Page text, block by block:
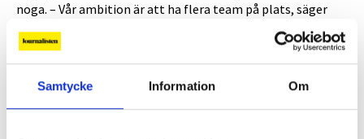
Samtycke Information Om
noga. – Vår ambition är att ha flera team på plats, säger
SVT:s utrikeschef Daniel Kederstedt. UPPDATERAD
David Stavrou: ”Jag har anklagats för att vara